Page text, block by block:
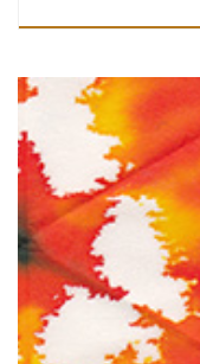
Samedi 31/05/2014 —
le avec des plis ! »
Kizuki, pliez-la en
en […]